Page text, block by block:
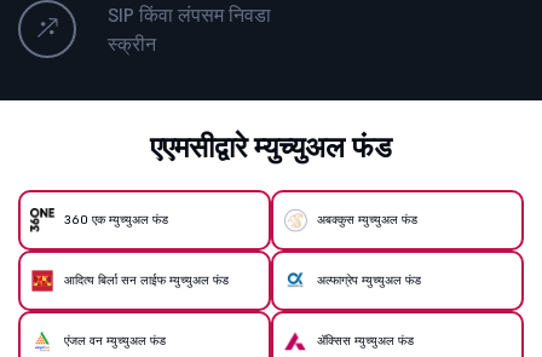
SIP किंवा लंपसम निवडा
स्क्रीन
एएमसीद्वारे म्युच्युअल फंड
कॅनरा रोबेको म्युच्युअल फंड कॅपिटलमाइंड म्युच्युअल फंड
म्युच्युअल फंड निवडा डीएसपी म्युच्युअल फंड
एडेल्वाइस्स म्युच्युअल फन्ड फ्रँकलिन टेम्पल्टन म्युच्युअल फंड